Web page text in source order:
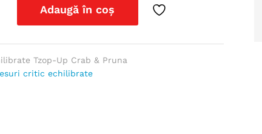
Adaugă în coș
Tzop-Up Crab & Pruna
critic echilibrate